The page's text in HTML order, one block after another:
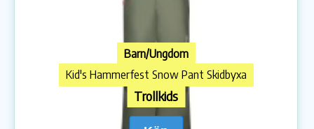
Barn/Ungdom
Kid's Hammerfest Snow Pant Skidbyxa
Trollkids